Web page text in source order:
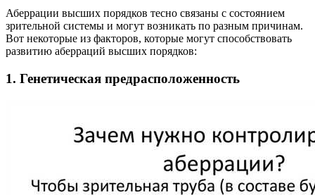
Аберрации высших порядков тесно связаны с состоянием
зрительной системы и могут возникать по разным причинам.
Вот некоторые из факторов, которые могут способствовать
развитию аберраций высших порядков:
1. Генетическая предрасположенность